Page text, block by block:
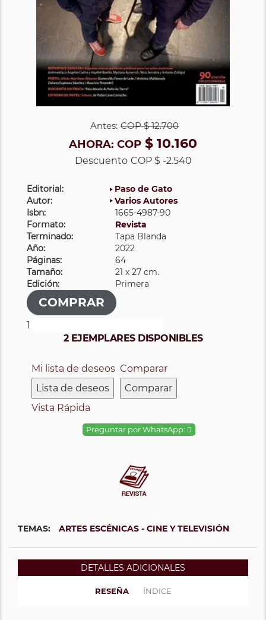
Antes: COP$ 12.700
AHORA: COP $ 10.160
Descuento COP $ -2.540
Editorial:
Paso de Gato
Autor:
Varios Autores
Isbn:
1665-4987-90
Formato:
Revista
Terminado:
Tapa Blanda
Año:
2022
Páginas:
64
Tamaño:
21 x 27 cm.
Edición:
Primera
2 EJEMPLARES DISPONIBLES
Mi lista de deseos
Lista de deseos
Comparar
Comparar
Vista Rápida
Preguntar por WhatsApp:
TEMAS: ARTES ESCÉNICAS - CINE Y TELEVISIÓN
DETALLES ADICIONALES
RESEÑA ÍNDICE